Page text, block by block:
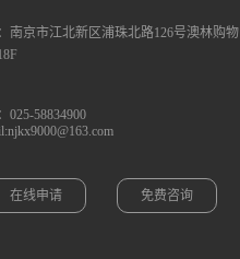
南京市江北新区浦珠北路126号澳林购物
025-58834900
在线申请 免费咨询